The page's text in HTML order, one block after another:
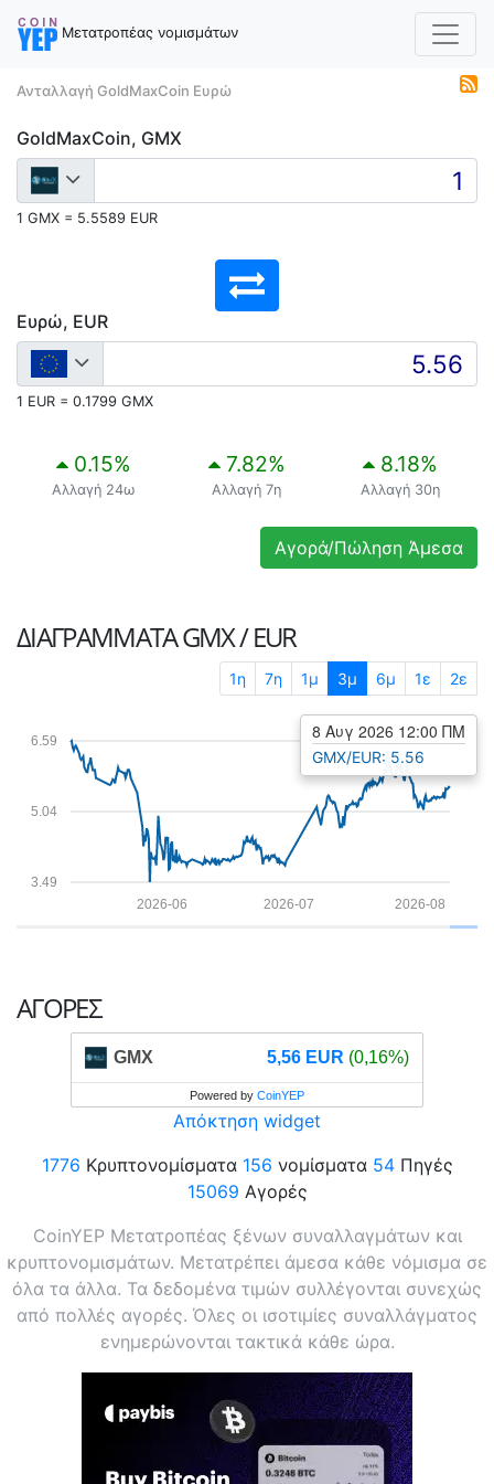
Μετατροπέας νομισμάτων
Ανταλλαγή GoldMaxCoin Ευρώ
GoldMaxCoin, GMX
1 GMX = 5.5589 EUR
Ευρώ, EUR
1 EUR = 0.1799 GMX
0.15%
Αλλαγή 24ω
7.82%
Αλλαγή 7η
8.18%
Αλλαγή 30η
Αγορά/Πώληση Άμεσα
ΔΙΑΓΡΆΜΜΑΤΑGMX / EUR
1η 7η 1μ 3μ 6μ 1ε 2ε
3.49
5.04
6.59
2026-08
2026-07
2026-06
8 Αυγ 2026 12:00 ΠΜ
GMX/EUR: 5.56
ΑΓΟΡΈΣ
GMX 5,56 EUR (0,16%)
Powered by CoinYEP
Απόκτηση widget
1776 Κρυπτονομίσματα 156 νομίσματα 54Πηγές
15069 Αγορές
CoinYEP Μετατροπέας ξένων συναλλαγμάτων και
κρυπτονομισμάτων. Μετατρέπει άμεσα κάθε νόμισμα σε
όλα τα άλλα. Τα δεδομένα τιμών συλλέγονται συνεχώς
από πολλές αγορές. Όλες οι ισοτιμίες συναλλάγματος
ενημερώνονται τακτικά κάθε ώρα.